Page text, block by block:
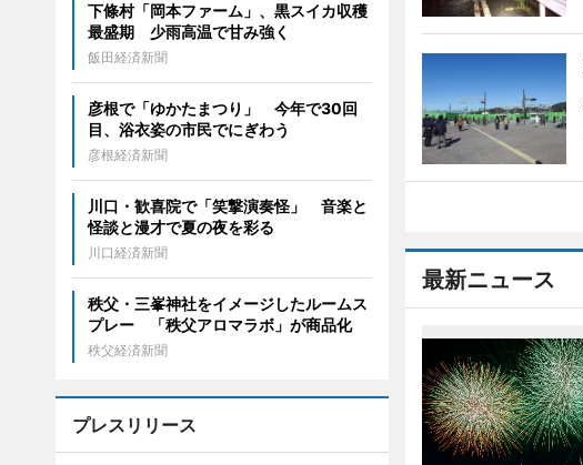
最新ニュース
下條村「岡本ファーム」、黒スイカ収穫
最盛期 少雨高温で甘み強く
飯田経済新聞
彦根で「ゆかたまつり」 今年で30回
目、浴衣姿の市民でにぎわう
彦根経済新聞
川口・歓喜院で「笑撃演奏怪」 音楽と
怪談と漫才で夏の夜を彩る
川口経済新聞
秩父・三峯神社をイメージしたルームス
プレー 「秩父アロマラボ」が商品化
秩父経済新聞
プレスリリース